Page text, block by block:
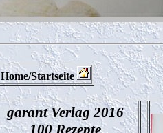
Home/Startseite
garant Verlag 2016
100 Rezepte